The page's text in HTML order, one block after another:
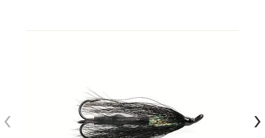
‹ ›